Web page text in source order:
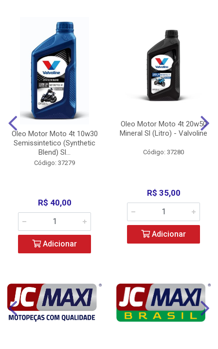
Oleo Motor Moto 4t 10w30
Semissintetico (Synthetic
Blend) Sl...
Código: 37279
R$ 40,00
Adicionar
Oleo Motor Moto 4t 20w50
Mineral Sl (Litro) - Valvoline
Código: 37280
R$ 35,00
Adicionar